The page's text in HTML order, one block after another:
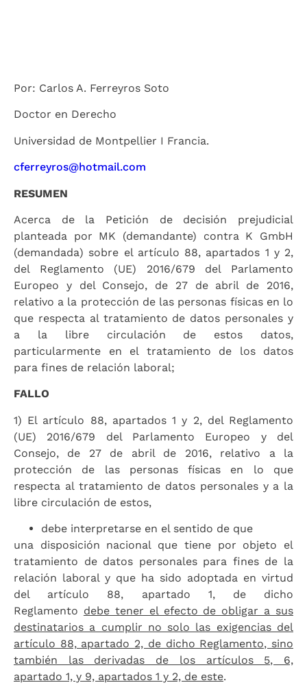
Por: Carlos A. Ferreyros Soto
Doctor en Derecho
Universidad de Montpellier I Francia.
cferreyros@hotmail.com
RESUMEN
Acerca de la Petición de decisión prejudicial
planteada por MK (demandante) contra K GmbH
(demandada) sobre el artículo 88, apartados 1 y 2,
del Reglamento (UE) 2016/679 del Parlamento
Europeo y del Consejo, de 27 de abril de 2016,
relativo a la protección de las personas físicas en lo
que respecta al tratamiento de datos personales y
a la libre circulación de estos datos,
particularmente en el tratamiento de los datos
para fines de relación laboral;
FALLO
1) El artículo 88, apartados 1 y 2, del Reglamento
(UE) 2016/679 del Parlamento Europeo y del
Consejo, de 27 de abril de 2016, relativo a la
protección de las personas físicas en lo que
respecta al tratamiento de datos personales y a la
libre circulación de estos,
debe interpretarse en el sentido de que
una disposición nacional que tiene por objeto el
tratamiento de datos personales para fines de la
relación laboral y que ha sido adoptada en virtud
del artículo 88, apartado 1, de dicho
Reglamento debe tener el efecto de obligar a sus
destinatarios a cumplir no solo las exigencias del
artículo 88, apartado 2, de dicho Reglamento, sino
también las derivadas de los artículos 5, 6,
apartado 1, y 9, apartados 1 y 2, de este.